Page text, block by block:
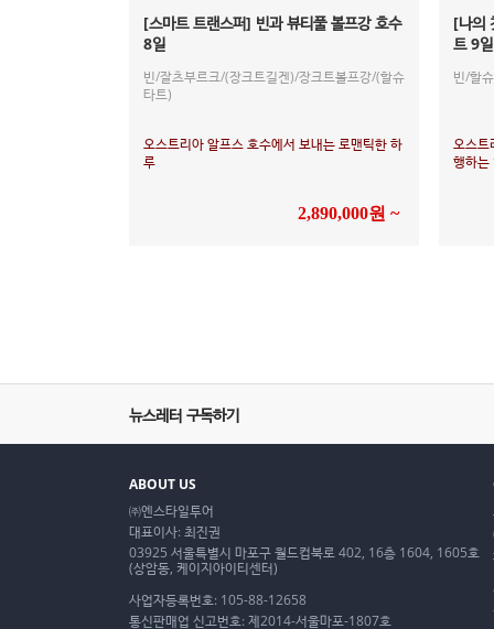
[스마트 트랜스퍼] 빈과 뷰티풀 볼프강 호수
8일
빈/잘츠부르크/(장크트길겐)/장크트볼프강/(할슈
타트)
오스트리아 알프스 호수에서 보내는 로맨틱한 하
루
2,890,000원 ~
[나의
트 9일
빈/할
오스트
행하는
뉴스레터 구독하기
ABOUT US
㈜엔스타일투어
대표이사: 최진권
03925 서울특별시 마포구 월드컵북로 402, 16층 1604, 1605호
(상암동, 케이지아이티센터)
사업자등록번호: 105-88-12658
통신판매업 신고번호: 제2014-서울마포-1807호